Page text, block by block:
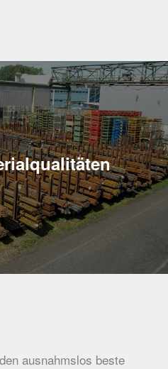
ausnahmslos beste